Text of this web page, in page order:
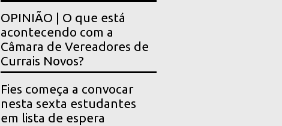
OPINIÃO | O que está
acontecendo com a
Câmara de Vereadores de
Currais Novos?
Fies começa a convocar
nesta sexta estudantes
em lista de espera